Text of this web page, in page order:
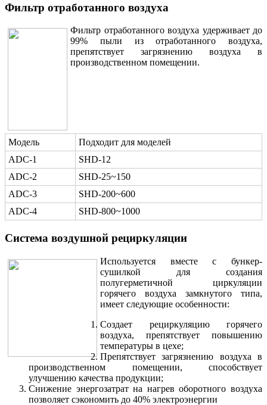
Фильтр отработанного воздуха
Фильтр отработанного воздуха удерживает до
99% пыли из отработанного воздуха,
препятствует загрязнению воздуха в
производственном помещении.
Модель
Подходит для моделей
ADC-1
SHD-12
ADC-2
SHD-25~150
ADC-3
SHD-200~600
ADC-4
SHD-800~1000
Система воздушной рециркуляции
Используется вместе с бункер-
сушилкой для создания
полугерметичной циркуляции
горячего воздуха замкнутого типа,
имеет следующие особенности:
Создает рециркуляцию горячего
воздуха, препятствует повышению
температуры в цехе;
Препятствует загрязнению воздуха в
производственном помещении, способствует
улучшению качества продукции;
Снижение энергозатрат на нагрев оборотного воздуха
позволяет сэкономить до 40% электроэнергии